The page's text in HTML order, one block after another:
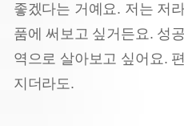
좋겠다는 거예요. 저는 저
품에 써보고 싶거든요. 성
역으로 살아보고 싶어요.
지더라도.